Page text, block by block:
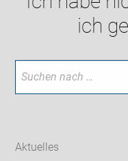
ich
Aktuelles